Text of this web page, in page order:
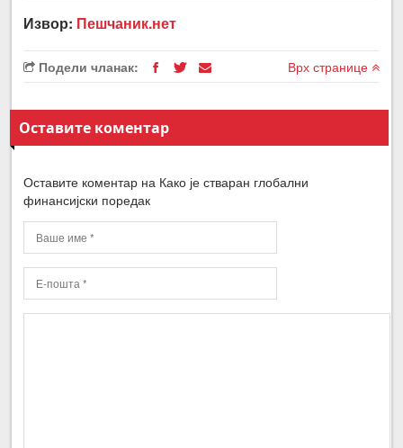
Извор: Пешчаник.нет
Подели чланак: Врх странице
Оставите коментар
Оставите коментар на Како је стваран глобални
финансијски поредак